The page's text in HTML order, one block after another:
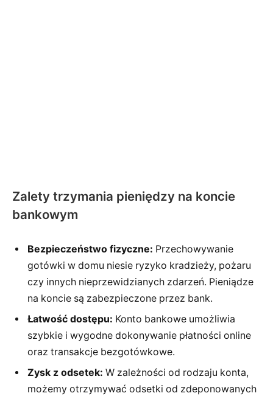
Zalety trzymania pieniędzy na koncie
bankowym
Bezpieczeństwo fizyczne: Przechowywanie
gotówki w domu niesie ryzyko kradzieży, pożaru
czy innych nieprzewidzianych zdarzeń. Pieniądze
na koncie są zabezpieczone przez bank.
Łatwość dostępu: Konto bankowe umożliwia
szybkie i wygodne dokonywanie płatności online
oraz transakcje bezgotówkowe.
Zysk z odsetek: W zależności od rodzaju konta,
możemy otrzymywać odsetki od zdeponowanych